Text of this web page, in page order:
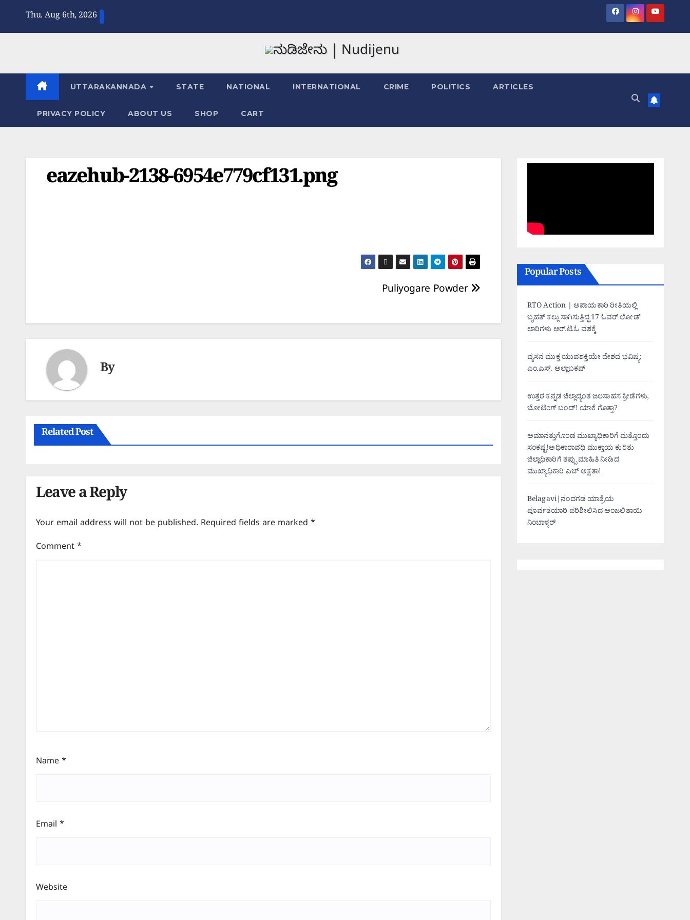
Thu. Aug 6th, 2026
UTTARAKANNADA STATE NATIONAL INTERNATIONAL CRIME POLITICS ARTICLES
PRIVACY POLICY ABOUT US SHOP CART
eazehub-2138-6954e779cf131.png
Puliyogare Powder
By
Related Post
Leave a Reply
Your email address will not be published. Required fields are marked *
Comment *
Name *
Email *
Website
Popular Posts
RTO Action | ಅಪಾಯಕಾರಿ ರೀತಿಯಲ್ಲಿ
ಬೃಹತ್ ಕಲ್ಲು ಸಾಗಿಸುತ್ತಿದ್ದ 17 ಓವರ್ ಲೋಡ್
ಲಾರಿಗಳು ಆರ್.ಟಿ.ಓ ವಶಕ್ಕೆ
ವ್ಯಸನ ಮುಕ್ತ ಯುವಶಕ್ತಿಯೇ ದೇಶದ ಭವಿಷ್ಯ:
ಎಂ.ಎಸ್. ಅಲ್ಲಾಬಕಷ್
ಉತ್ತರ ಕನ್ನಡ ಜಿಲ್ಲಾದ್ಯಂತ ಜಲಸಾಹಸ ಕ್ರೀಡೆಗಳು,
ಬೋಟಿಂಗ್ ಬಂದ್! ಯಾಕೆ ಗೊತ್ತಾ?
ಅಮಾನತ್ತುಗೊಂಡ ಮುಖ್ಯಾಧಿಕಾರಿಗೆ ಮತ್ತೊಂದು
ಸಂಕಷ್ಟ!ಅಧಿಕಾರಾವಧಿ ಮುಕ್ತಾಯ ಕುರಿತು
ಜಿಲ್ಲಾಧಿಕಾರಿಗೆ ತಪ್ಪು ಮಾಹಿತಿ ನೀಡಿದ
ಮುಖ್ಯಾಧಿಕಾರಿ ಎಚ್ ಅಕ್ಷತಾ!
Belagavi|ನಂದಗಡ ಯಾತ್ರೆಯ
ಪೂರ್ವತಯಾರಿ ಪರಿಶೀಲಿಸಿದ ಅಂಜಲಿತಾಯಿ
ನಿಂಬಾಳ್ಕರ್